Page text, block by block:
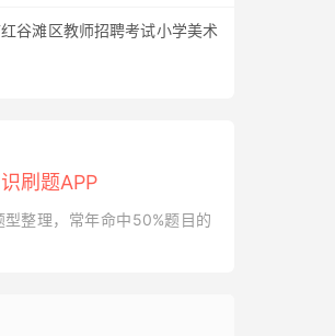
谷滩区教师招聘考试小学美术
刷题APP
整理，常年命中50%题目的